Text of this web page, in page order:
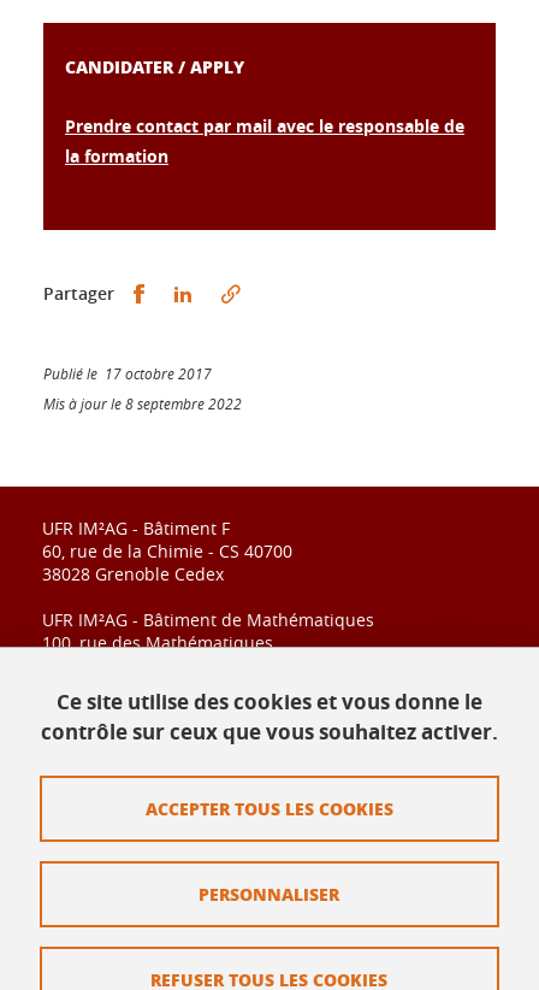
CANDIDATER / APPLY
Prendre contact par mail avec le responsable de
la formation
Partager Partager sur Facebook
Partager sur LinkedIn
Publié le 17 octobre 2017
Mis à jour le 8 septembre 2022
UFR IM²AG - Bâtiment F
60, rue de la Chimie - CS 40700
38028 Grenoble Cedex
UFR IM²AG - Bâtiment de Mathématiques
100, rue des Mathématiques
38028 Grenoble Cedex
Contact
Mentions légales
Ce site utilise des cookies et vous donne le
contrôle sur ceux que vous souhaitez activer.
ACCEPTER TOUS LES COOKIES
REFUSER TOUS LES COOKIES
PERSONNALISER